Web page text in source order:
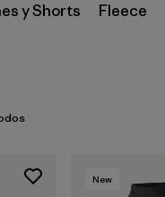
y Shorts Fleece
New